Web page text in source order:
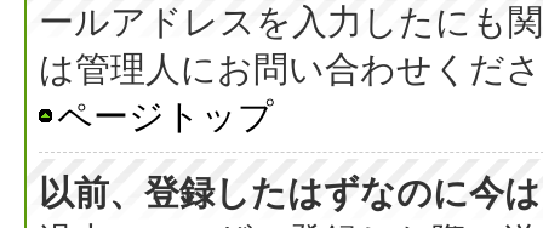
ールアドレスを入力したにも
は管理人にお問い合わせくだ
ページトップ
以前、登録したはずなのに今